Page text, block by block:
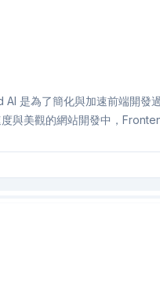
是為了簡化與加速前端開發
與美觀的網站開發中，
發者可以輕鬆複製這些現成組
建獨特設計，並確保網站各部
Frontend AI 適合快速原型設